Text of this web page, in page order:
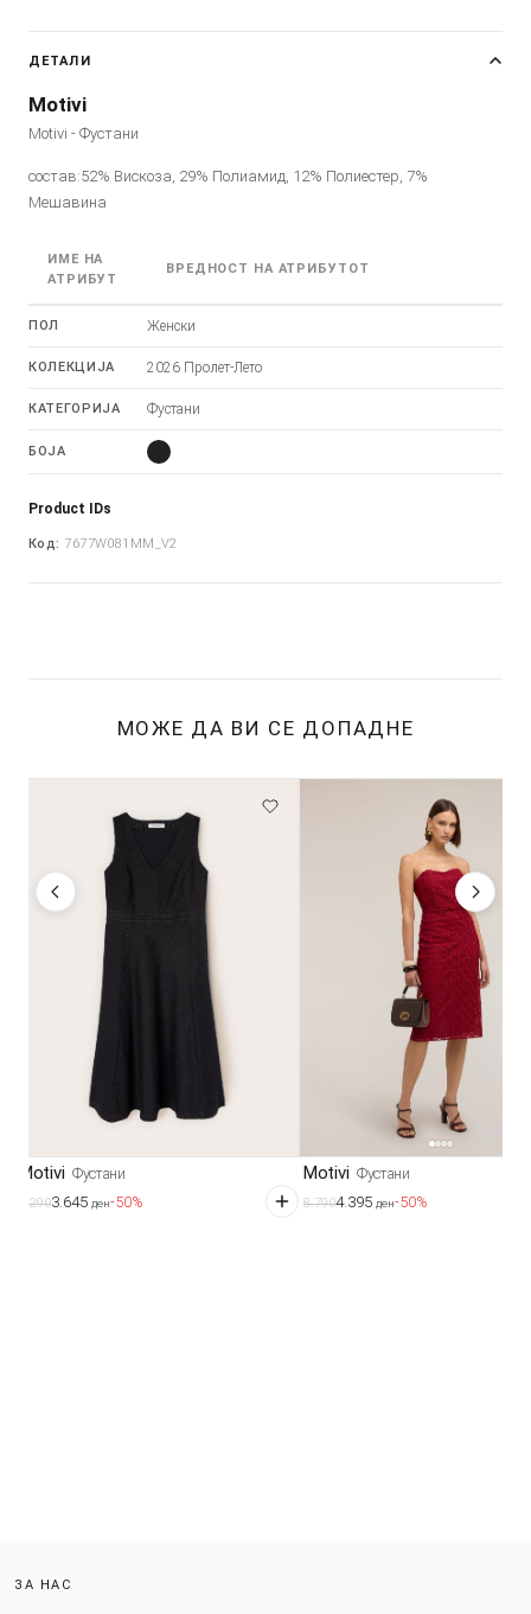
ДЕТАЛИ
Motivi
Motivi - Фустани
состав:52% Вискоза, 29% Полиамид, 12% Полиестер, 7%
Мешавина
ИМЕ НА
АТРИБУТ
ВРЕДНОСТ НА АТРИБУТОТ
ПОЛ Женски
КОЛЕКЦИЈА 2026 Пролет-Лето
КАТЕГОРИЈА Фустани
БОЈА
Product IDs
Код: 7677W081MM_V2
МОЖЕ ДА ВИ СЕ ДОПАДНЕ
Motivi Фустани
7.2903.645 ден-50%
Motivi Фустани
8.7904.395 ден-50%
ЗА НАС